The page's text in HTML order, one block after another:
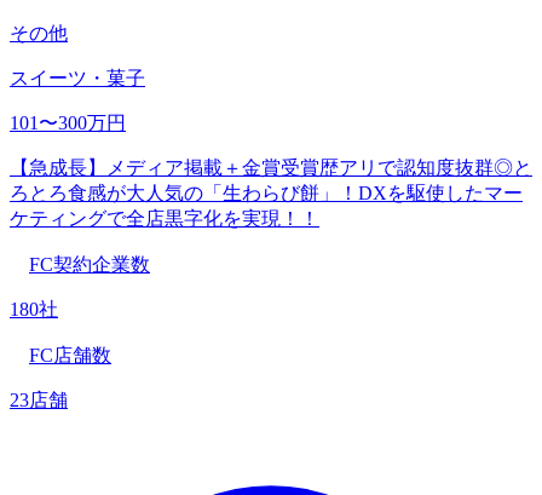
その他
スイーツ・菓子
101〜300万円
【急成長】メディア掲載＋金賞受賞歴アリで認知度抜群◎と
ろとろ食感が大人気の「生わらび餅」！DXを駆使したマー
ケティングで全店黒字化を実現！！
FC契約企業数
180社
FC店舗数
23店舗